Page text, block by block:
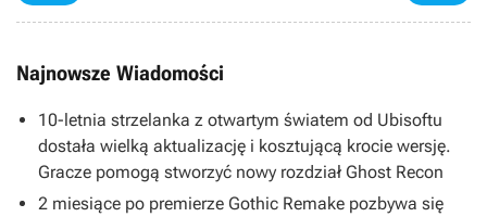
Najnowsze Wiadomości
10-letnia strzelanka z otwartym światem od Ubisoftu
dostała wielką aktualizację i kosztującą krocie wersję.
Gracze pomogą stworzyć nowy rozdział Ghost Recon
2 miesiące po premierze Gothic Remake pozbywa się